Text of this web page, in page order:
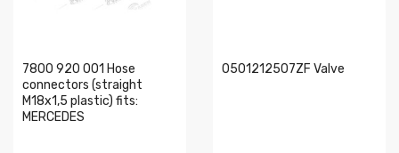
7800 920 001 Hose
connectors (straight
M18x1,5 plastic) fits:
MERCEDES
0501212507ZF Valve